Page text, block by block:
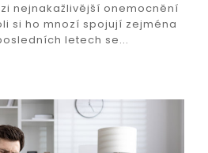
nejnakažlivější onemocnění
si ho mnozí spojují zejména
letech se...